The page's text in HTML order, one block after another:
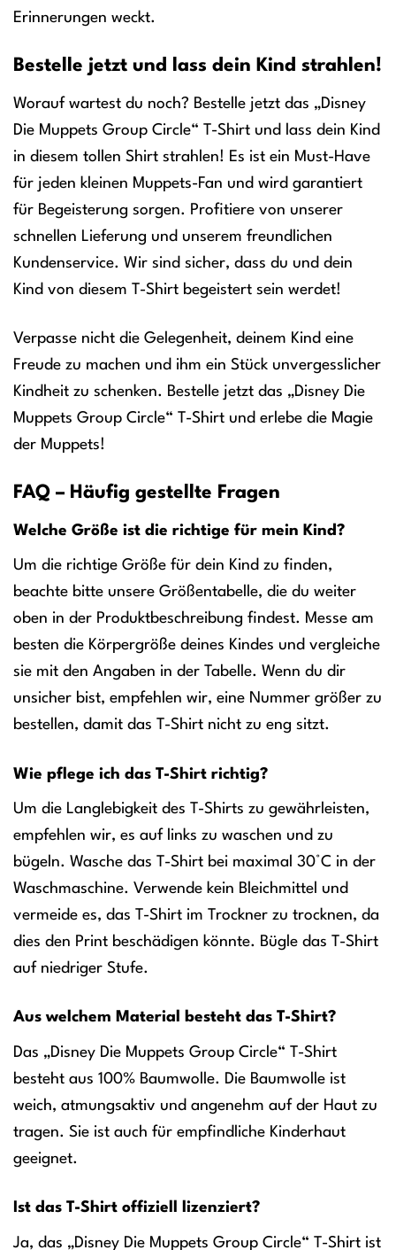
Erinnerungen weckt.
Bestelle jetzt und lass dein Kind strahlen!
Worauf wartest du noch? Bestelle jetzt das „Disney
Die Muppets Group Circle“ T-Shirt und lass dein Kind
in diesem tollen Shirt strahlen! Es ist ein Must-Have
für jeden kleinen Muppets-Fan und wird garantiert
für Begeisterung sorgen. Profitiere von unserer
schnellen Lieferung und unserem freundlichen
Kundenservice. Wir sind sicher, dass du und dein
Kind von diesem T-Shirt begeistert sein werdet!
Verpasse nicht die Gelegenheit, deinem Kind eine
Freude zu machen und ihm ein Stück unvergesslicher
Kindheit zu schenken. Bestelle jetzt das „Disney Die
Muppets Group Circle“ T-Shirt und erlebe die Magie
der Muppets!
FAQ – Häufig gestellte Fragen
Welche Größe ist die richtige für mein Kind?
Um die richtige Größe für dein Kind zu finden,
beachte bitte unsere Größentabelle, die du weiter
oben in der Produktbeschreibung findest. Messe am
besten die Körpergröße deines Kindes und vergleiche
sie mit den Angaben in der Tabelle. Wenn du dir
unsicher bist, empfehlen wir, eine Nummer größer zu
bestellen, damit das T-Shirt nicht zu eng sitzt.
Wie pflege ich das T-Shirt richtig?
Um die Langlebigkeit des T-Shirts zu gewährleisten,
empfehlen wir, es auf links zu waschen und zu
bügeln. Wasche das T-Shirt bei maximal 30°C in der
Waschmaschine. Verwende kein Bleichmittel und
vermeide es, das T-Shirt im Trockner zu trocknen, da
dies den Print beschädigen könnte. Bügle das T-Shirt
auf niedriger Stufe.
Aus welchem Material besteht das T-Shirt?
Das „Disney Die Muppets Group Circle“ T-Shirt
besteht aus 100% Baumwolle. Die Baumwolle ist
weich, atmungsaktiv und angenehm auf der Haut zu
tragen. Sie ist auch für empfindliche Kinderhaut
geeignet.
Ist das T-Shirt offiziell lizenziert?
Ja, das „Disney Die Muppets Group Circle“ T-Shirt ist